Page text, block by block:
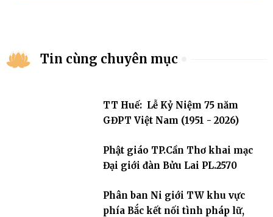
Tin cùng chuyên mục
TT Huế: Lễ Kỷ Niệm 75 năm
GĐPT Việt Nam (1951 - 2026)
Phật giáo TP.Cần Thơ khai mạc
Đại giới đàn Bửu Lai PL.2570
Phân ban Ni giới TW khu vực
phía Bắc kết nối tình pháp lữ,